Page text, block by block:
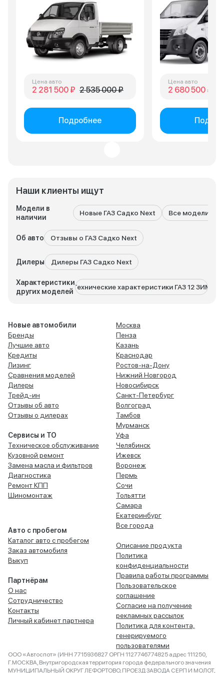
Наши клиенты ищут
Модели в
наличии
Новые ГАЗ Садко Next Все модели ГАЗ
Об авто Отзывы о ГАЗ Садко Next
Дилеры Дилеры ГАЗ Садко Next
Характеристики
других моделей
Технические характеристики ГАЗ 12 ЗИМ
внимание.
Цена авто
2 281 500 ₽ 2 535 000 ₽
Подробнее
Цена авто
2 680 500 ₽
Новые автомобили
Бренды
Лучшие авто
Кредиты
Лизинг
Сравнения моделей
Дилеры
Трейд-ин
Отзывы об авто
Отзывы о дилерах
Сервисы и ТО
Техническое обслуживание
Кузовной ремонт
Замена масла и фильтров
Диагностика
Ремонт КПП
Шиномонтаж
Авто с пробегом
Каталог авто с пробегом
Заказ автомобиля
Выкуп
Партнёрам
О нас
Сотрудничество
Контакты
Личный кабинет партнера
Москва
Пенза
Казань
Краснодар
Ростов-на-Дону
Нижний Новгород
Новосибирск
Санкт-Петербург
Волгоград
Тамбов
Мурманск
Уфа
Челябинск
Ижевск
Воронеж
Пермь
Сочи
Тольятти
Самара
Екатеринбург
Все города
Описание продукта
Политика
конфиденциальности
Правила работы программы
Пользовательское
соглашение
Согласие на получение
рекламных рассылок
Политика для контента,
генерируемого
пользователями
ООО «Автоспот» (ИНН 7715936827 ОРГН 1127746774825 адрес 111250,
Г.МОСКВА, Внутригородская территория города федерального значения
МУНИЦИПАЛЬНЫЙ ОКРУГ ЛЕФОРТОВО, ПРОЕЗД ЗАВОДА СЕРП И МОЛОТ,